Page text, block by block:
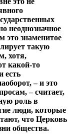
неоднозначное
это знаменитое
такую
хотя,
какой-то
есть
– и это
– считает,
роль в
люди, которые
что Церковь
общества.